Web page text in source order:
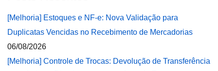
[Melhoria] Estoques e NF-e: Nova Validação para
Duplicatas Vencidas no Recebimento de Mercadorias
06/08/2026
[Melhoria] Controle de Trocas: Devolução de Transferência